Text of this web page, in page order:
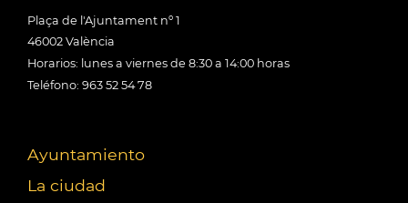
Plaça de l'Ajuntament nº 1
46002 València
Horarios: lunes a viernes de 8:30 a 14:00 horas
Teléfono: 963 52 54 78
Ayuntamiento
La ciudad